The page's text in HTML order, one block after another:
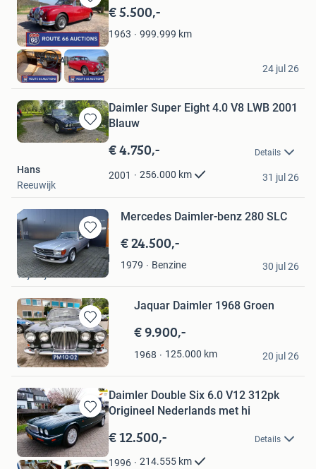
Bewaren
in
Mijn
Favorieten
€ 5.500,-
1963 999.999 km
Route 66 Auctions
Waalwijk
24 jul 26
Bewaren
in
Favorieten
Daimler Super Eight 4.0 V8 LWB 2001
Blauw
€ 4.750,- Details
2001 256.000 km
Hans
Reeuwijk
31 jul 26
Bewaren
in
Mijn
Favorieten
Mercedes Daimler-benz 280 SLC
€ 24.500,-
1979 Benzine
Robert van de Weerd
Wijk bij Duurstede
30 jul 26
Bewaren
in
Mijn
Favorieten
Jaquar Daimler 1968 Groen
€ 9.900,-
1968 125.000 km
cor blom
Breda
20 jul 26
Bewaren
in
Mijn
Favorieten
Daimler Double Six 6.0 V12 312pk
Origineel Nederlands met hi
€ 12.500,- Details
1996 214.555 km